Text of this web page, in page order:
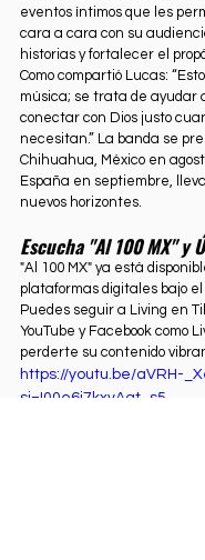
eventos íntimos que les
cara a cara con su
historias y fortalecer el
Como compartió Lucas:
música; se trata de ayudar
conectar con Dios justo
necesitan.” La banda se
Chihuahua, México en
España en septiembre,
nuevos horizontes.
Escucha "Al 100 MX" y
"Al 100 MX" ya está
plataformas digitales bajo el
Puedes seguir a Living en
YouTube y Facebook como
perderte su contenido
https://youtu.be/aVRH-
si=I00e6j7kxvAqt_s5